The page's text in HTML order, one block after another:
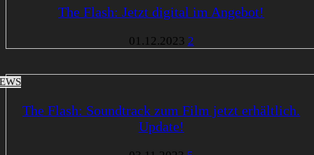
The Flash: Jetzt digital im Angebot!
01.12.2023 2
The Flash: Soundtrack zum Film jetzt erhältlich.
Update!